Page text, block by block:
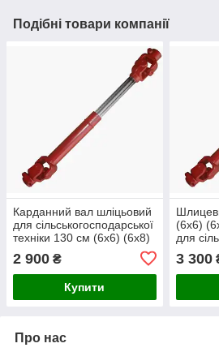
Подібні товари компанії
Карданний вал шліцьовий
для сільськогосподарської
техніки 130 см (6х6) (6х8)
2 900 ₴
Купити
(6х6)
для
3 300
Про нас